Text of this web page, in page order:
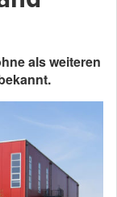
als weiteren